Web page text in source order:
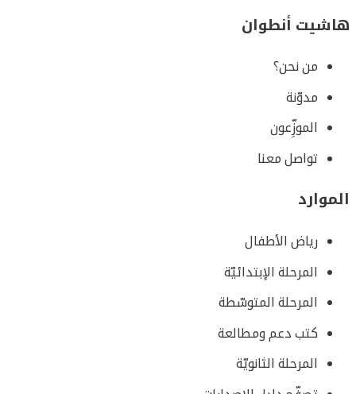
هاشيت أنطوان
من نحن؟
مدوّنة
الموزِّعون
تواصل معنا
الموارد
رياض الأطفال
المرحلة الإبتدائيّة
المرحلة المتوسّطة
كتب دعم ومطالعة
المرحلة الثانويّة